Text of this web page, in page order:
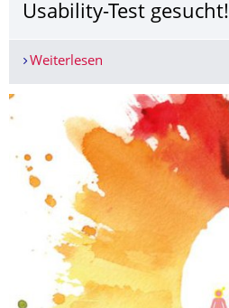
Usability-Test gesucht!
Weiterlesen